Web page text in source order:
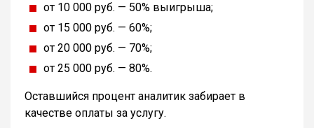
от 10 000 руб. — 50% выигрыша;
от 15 000 руб. — 60%;
от 20 000 руб. — 70%;
от 25 000 руб. — 80%.
Оставшийся процент аналитик забирает в
качестве оплаты за услугу.